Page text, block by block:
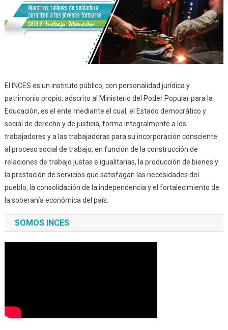
El INCES es un instituto público, con personalidad jurídica y
patrimonio propio, adscrito al Ministerio del Poder Popular para la
Educación, es el ente mediante el cual, el Estado democrático y
social de derecho y de justicia, forma integralmente a los
trabajadores y a las trabajadoras para su incorporación consciente
al proceso social de trabajo, en función de la construcción de
relaciones de trabajo justas e igualitarias, la producción de bienes y
la prestación de servicios que satisfagan las necesidades del
pueblo, la consolidación de la independencia y el fortalecimiento de
la soberanía económica del país.
SOMOS INCES